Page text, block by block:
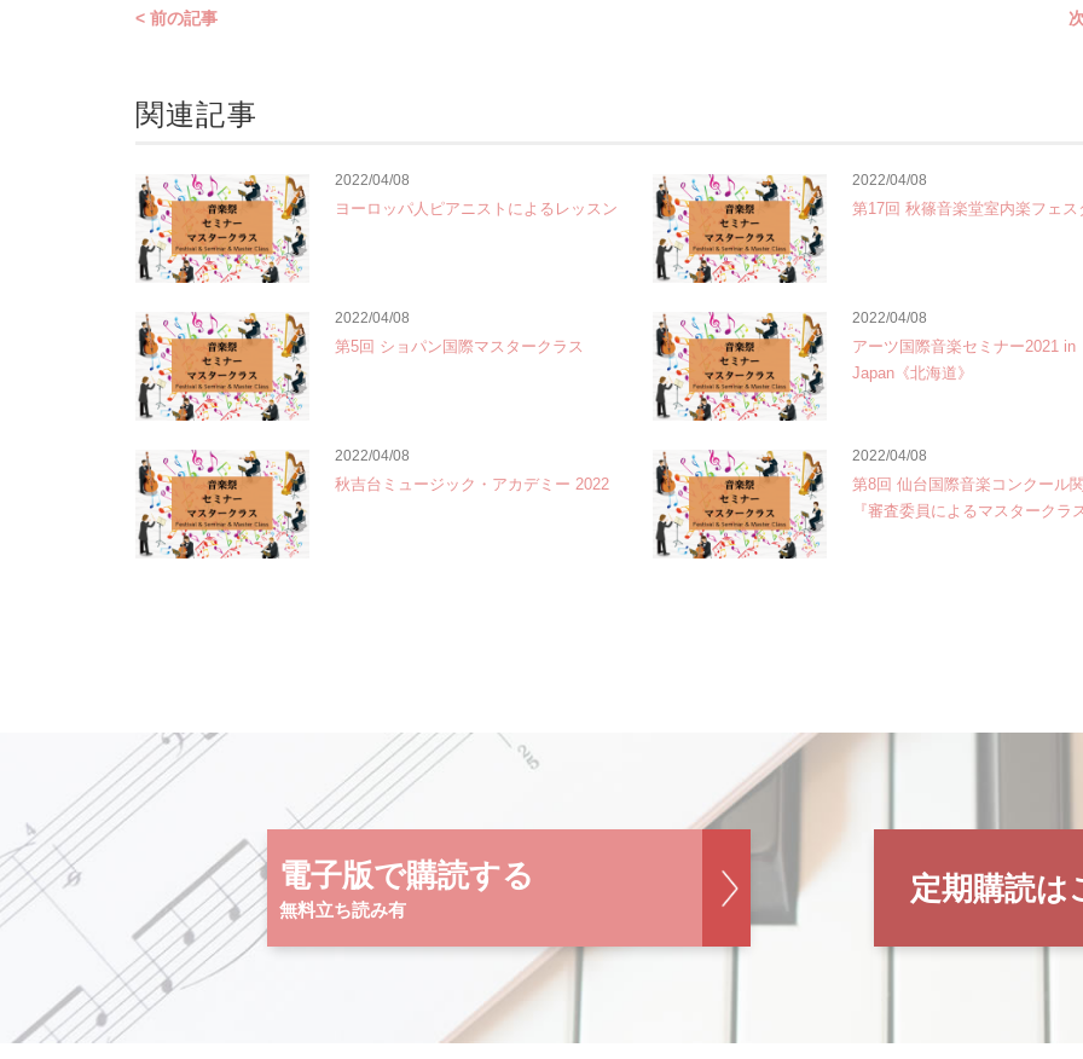
< 前の記事
関連記事
2022/04/08
ヨーロッパ人ピアニストによるレッスン
2022/04/08
第17回 秋篠音楽堂室内楽フェス
2022/04/08
第5回 ショパン国際マスタークラス
2022/04/08
アーツ国際音楽セミナー2021 in
Japan《北海道》
2022/04/08
秋吉台ミュージック・アカデミー 2022
2022/04/08
第8回 仙台国際音楽コンクール
『審査委員によるマスタークラ
電子版で購読する
無料立ち読み有
定期購読は